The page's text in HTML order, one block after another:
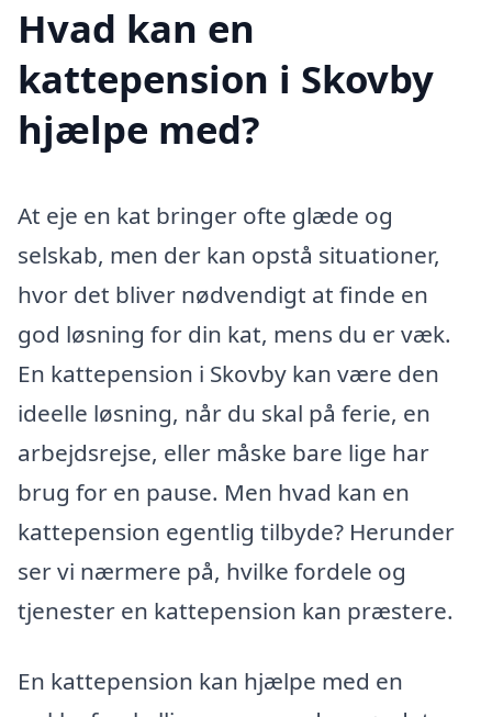
Hvad kan en
kattepension i Skovby
hjælpe med?
At eje en kat bringer ofte glæde og
selskab, men der kan opstå situationer,
hvor det bliver nødvendigt at finde en
god løsning for din kat, mens du er væk.
En kattepension i Skovby kan være den
ideelle løsning, når du skal på ferie, en
arbejdsrejse, eller måske bare lige har
brug for en pause. Men hvad kan en
kattepension egentlig tilbyde? Herunder
ser vi nærmere på, hvilke fordele og
tjenester en kattepension kan præstere.
En kattepension kan hjælpe med en